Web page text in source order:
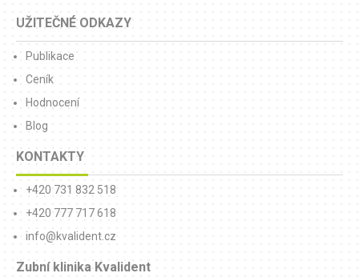
UŽITEČNÉ ODKAZY
Publikace
Ceník
Hodnocení
Blog
KONTAKTY
+420 731 832 518
+420 777 717 618
info@kvalident.cz
Zubní klinika Kvalident